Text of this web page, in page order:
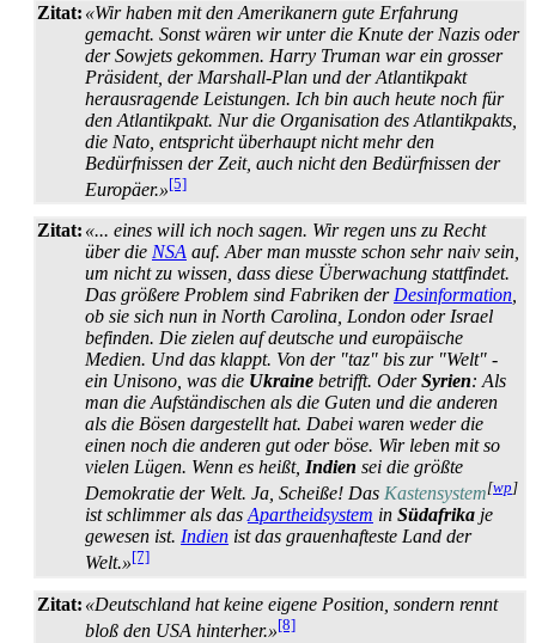
Zitat: «Wir haben mit den Amerikanern gute Erfahrung
gemacht. Sonst wären wir unter die Knute der Nazis oder
der Sowjets gekommen. Harry Truman war ein grosser
Präsident, der Marshall-Plan und der Atlantikpakt
herausragende Leistungen. Ich bin auch heute noch für
den Atlantikpakt. Nur die Organisation des Atlantikpakts,
die Nato, entspricht überhaupt nicht mehr den
Bedürfnissen der Zeit, auch nicht den Bedürfnissen der
Europäer.»[5]
Zitat: «... eines will ich noch sagen. Wir regen uns zu Recht
über die NSA auf. Aber man musste schon sehr naiv sein,
um nicht zu wissen, dass diese Überwachung stattfindet.
Das größere Problem sind Fabriken der Desinformation
ob sie sich nun in North Carolina, London oder Israel
befinden. Die zielen auf deutsche und europäische
Medien. Und das klappt. Von der "taz" bis zur "Welt" -
ein Unisono, was die Ukraine betrifft. OderSyrien: Als
man die Aufständischen als die Guten und die anderen
als die Bösen dargestellt hat. Dabei waren weder die
einen noch die anderen gut oder böse. Wir leben mit so
vielen Lügen. Wenn es heißt, Indien sei die größte
Demokratie der Welt. Ja, Scheiße! Das Kasten­system[wp]
ist schlimmer als das Apartheid­system in Südafrika je
gewesen ist. Indien ist das grauen­hafteste Land der
Welt.»[7]
Zitat: «Deutschland hat keine eigene Position, sondern rennt
bloß den USA hinterher.»[8]